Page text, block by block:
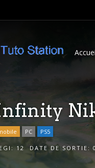
PC PS5
12 DATE DE SORTIE: